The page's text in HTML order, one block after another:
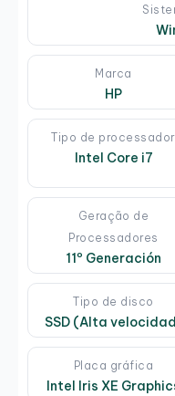
Marca
HP
Tipo de processador
Intel Core i7
Geração de
Processadores
11º Generación
Tipo de disco
SSD (Alta
Placa gráfica
Intel Iris XE